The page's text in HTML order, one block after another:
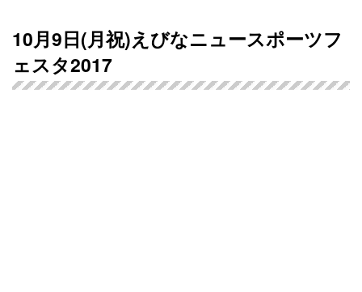
10月9日(月祝)えびなニュースポーツフ
ェスタ2017